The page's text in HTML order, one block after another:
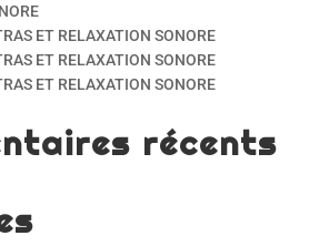
ET RELAXATION SONORE
ET RELAXATION SONORE
ET RELAXATION SONORE
récents